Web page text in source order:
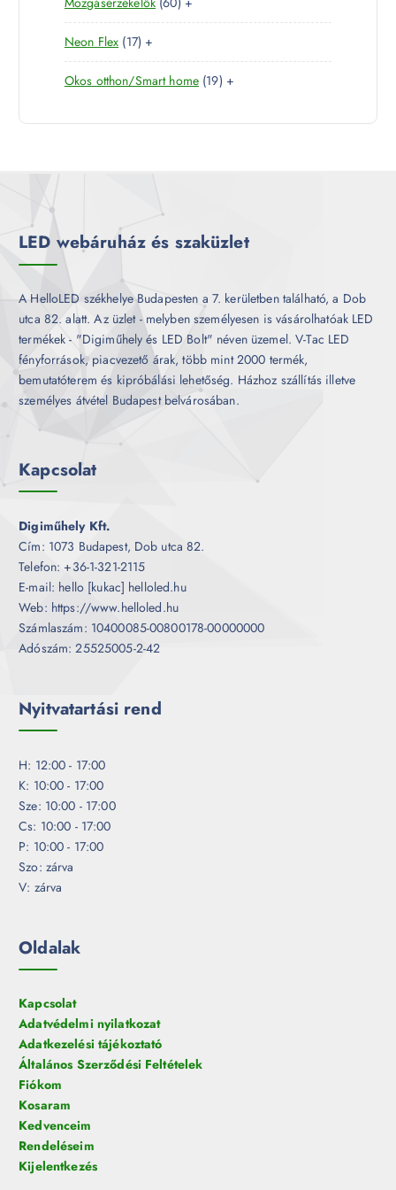
é
k
r
m
k
e
m
0
e
r
é
Neon Flex 171
7
t
r
+
Okos otthon/Smart home 191
t
+
LED webáruház és szaküzlet
A HelloLED székhelye Budapesten a 7. kerületben található, a Dob
utca 82. alatt. Az üzlet - melyben személyesen is vásárolhatóak LED
termékek - "Digiműhely és LED Bolt" néven üzemel. V-Tac LED
fényforrások, piacvezető árak, több mint 2000 termék,
bemutatóterem és kipróbálási lehetőség. Házhoz szállítás illetve
személyes átvétel Budapest belvárosában.
Kapcsolat
Digiműhely Kft.
Cím: 1073 Budapest, Dob utca 82.
Telefon: +36-1-321-2115
E-mail: hello [kukac] helloled.hu
Web: https://www.helloled.hu
Számlaszám: 10400085-00800178-00000000
Adószám: 25525005-2-42
Nyitvatartási rend
H: 12:00 - 17:00
K: 10:00 - 17:00
Sze: 10:00 - 17:00
Cs: 10:00 - 17:00
P: 10:00 - 17:00
Szo: zárva
V: zárva
Oldalak
Kapcsolat
Adatvédelmi nyilatkozat
Adatkezelési tájékoztató
Általános Szerződési Feltételek
Fiókom
Kosaram
Kedvenceim
Rendeléseim
Kijelentkezés